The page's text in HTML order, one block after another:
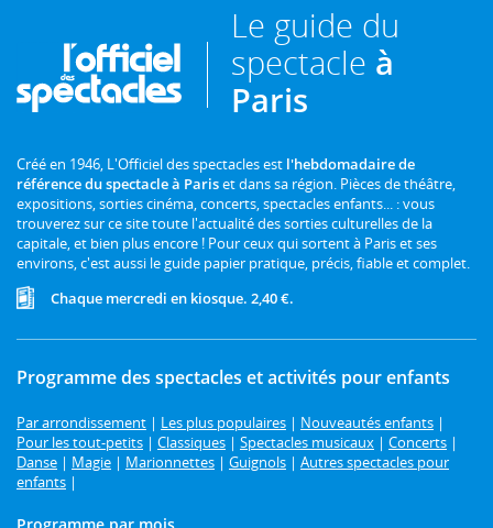
Le guide du
spectacle à
Paris
Créé en 1946, L'Officiel des spectacles est l'hebdomadaire de
référence du spectacle à Pariset dans sa région. Pièces de théâtre,
expositions, sorties cinéma, concerts, spectacles enfants... : vous
trouverez sur ce site toute l'actualité des sorties culturelles de la
capitale, et bien plus encore ! Pour ceux qui sortent à Paris et ses
environs, c'est aussi le guide papier pratique, précis, fiable et complet.
Chaque mercredi en kiosque. 2,40 €.
Programme des spectacles et activités pour enfants
Par arrondissement | Les plus populaires | Nouveautés enfants |
Pour les tout-petits | Classiques | Spectacles musicaux | Concerts |
Danse | Magie | Marionnettes | Guignols | Autres spectacles pour
enfants |